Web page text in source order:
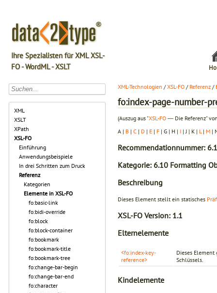
Ihre Spezialisten für XML XSL-
FO - WordML - XSLT
XML
XSLT
XPath
XSL-FO
Einführung
Anwendungsbeispiele
In drei Schritten zum Druck
Referenz
Kategorien
Elemente in XSL-FO
fo:basic-link
fo:bidi-override
fo:block
fo:block-container
fo:bookmark
fo:bookmark-title
fo:bookmark-tree
fo:change-bar-begin
fo:change-bar-end
fo:character
XML-Technologien /XSL-FO / Referenz /
fo:index-page-number-
(Auszug aus "XSL-FO ― Die Referenz"
A | B | C | D | E | F | G | H | I | J | K | L | M |
Recommendationnummer:
Kategorie: 6.10 Formatting
Beschreibung
Dieses Element stellt ein statisches
XSL-FO Version: 1.1
Elternelemente
<fo:index-key-
reference>
Dieses
Schlüssels.
Kindelemente